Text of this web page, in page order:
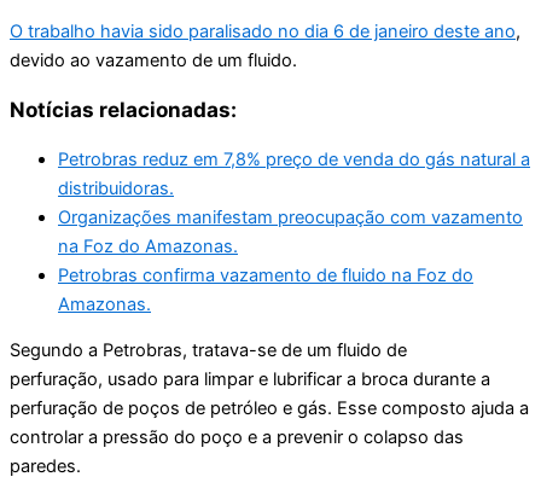
O trabalho havia ‌sido paralisado ‌no dia 6 de janeiro deste ano,
devido ao vazamento de um fluido.
Notícias relacionadas:
Petrobras reduz em 7,8% preço de venda do gás natural a
distribuidoras.
Organizações manifestam preocupação com vazamento
na Foz do Amazonas.
Petrobras confirma vazamento de fluido na Foz do
Amazonas.
Segundo a Petrobras, tratava-se de um fluido de
perfuração, usado para limpar e lubrificar a broca durante a
perfuração de poços de petróleo e gás. Esse composto ajuda a
controlar a pressão do poço e a prevenir o colapso das
paredes.